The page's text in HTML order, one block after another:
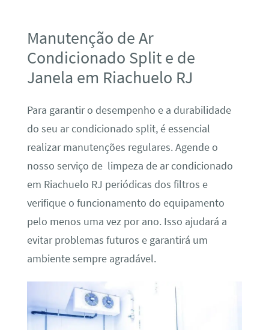
Manutenção de Ar
Condicionado Split e de
Janela em Riachuelo RJ
Para garantir o desempenho e a durabilidade
do seu ar condicionado split, é essencial
realizar manutenções regulares. Agende o
nosso serviço de limpeza de ar condicionado
em Riachuelo RJ periódicas dos filtros e
verifique o funcionamento do equipamento
pelo menos uma vez por ano. Isso ajudará a
evitar problemas futuros e garantirá um
ambiente sempre agradável.